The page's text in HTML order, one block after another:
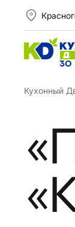
Кухонный